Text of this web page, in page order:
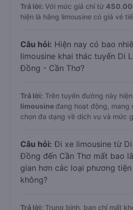
Trả lời: Với mức giá chỉ từ
hiện là hãng limousine có giá vé
Câu hỏi: Hiện nay có bao
limousine khai thác tuyến Di
Đồng - Cần Thơ?
Trả lời: Trên tuyến đường này
limousine đang hoạt động, mang
chọn đa dạng về dịch vụ và mức
Câu hỏi: Đi xe limousine từ
Đồng đến Cần Thơ mất bao
gian hơn các loại phương
không?
Trả lời: Trung bình, bạn chỉ mất